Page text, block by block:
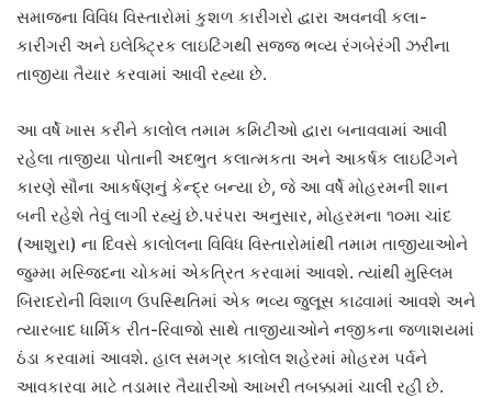
સમાજના વિવિધ વિસ્તારોમાં કુશળ કારીગરો દ્વારા અવનવી કલા-
કારીગરી અને ઇલેક્ટ્રિક લાઇટિંગથી સજ્જ ભવ્ય રંગબેરંગી ઝરીના
તાજીયા તૈયાર કરવામાં આવી રહ્યા છે.
આ વર્ષે ખાસ કરીને કાલોલ તમામ કમિટીઓ દ્વારા બનાવવામાં આવી
રહેલા તાજીયા પોતાની અદભુત કલાત્મકતા અને આકર્ષક લાઇટિંગને
કારણે સૌના આકર્ષણનું કેન્દ્ર બન્યા છે, જે આ વર્ષે મોહરમની શાન
બની રહેશે તેવું લાગી રહ્યું છે.પરંપરા અનુસાર, મોહરમના ૧૦મા ચાંદ
(આશુરા) ના દિવસે કાલોલના વિવિધ વિસ્તારોમાંથી તમામ તાજીયાઓને
જુમ્મા મસ્જિદના ચોકમાં એકત્રિત કરવામાં આવશે. ત્યાંથી મુસ્લિમ
બિરાદરોની વિશાળ ઉપસ્થિતિમાં એક ભવ્ય જુલૂસ કાઢવામાં આવશે અને
ત્યારબાદ ધાર્મિક રીત-રિવાજો સાથે તાજીયાઓને નજીકના જળાશયમાં
ઠંડા કરવામાં આવશે. હાલ સમગ્ર કાલોલ શહેરમાં મોહરમ પર્વને
આવકારવા માટે તડામાર તૈયારીઓ આખરી તબક્કામાં ચાલી રહી છે.